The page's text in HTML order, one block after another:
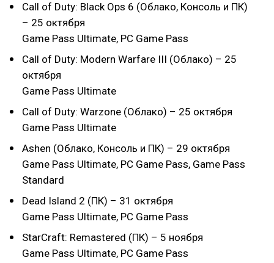
Call of Duty: Black Ops 6 (Облако, Консоль и ПК)
– 25 октября
Game Pass Ultimate, PC Game Pass
Call of Duty: Modern Warfare III (Облако) – 25
октября
Game Pass Ultimate
Call of Duty: Warzone (Облако) – 25 октября
Game Pass Ultimate
Ashen (Облако, Консоль и ПК) – 29 октября
Game Pass Ultimate, PC Game Pass, Game Pass
Standard
Dead Island 2 (ПК) – 31 октября
Game Pass Ultimate, PC Game Pass
StarCraft: Remastered (ПК) – 5 ноября
Game Pass Ultimate, PC Game Pass